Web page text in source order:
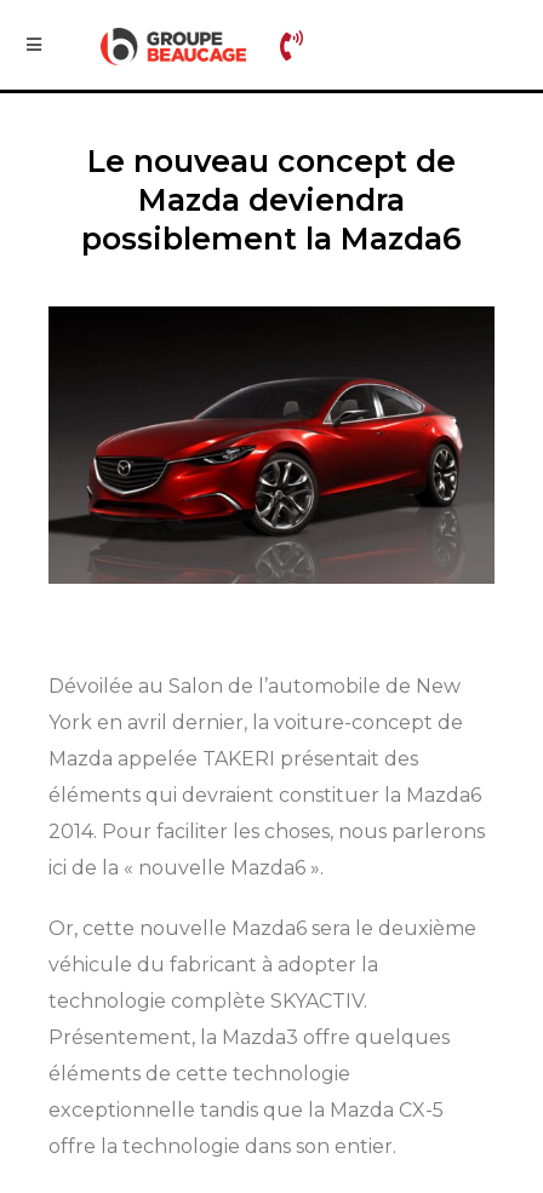
Le nouveau concept de
Mazda deviendra
possiblement la Mazda6
Dévoilée au Salon de l’automobile de New
York en avril dernier, la voiture-concept de
Mazda appelée TAKERI présentait des
éléments qui devraient constituer la Mazda6
2014. Pour faciliter les choses, nous parlerons
ici de la « nouvelle Mazda6 ».
Or, cette nouvelle Mazda6 sera le deuxième
véhicule du fabricant à adopter la
technologie complète SKYACTIV.
Présentement, la Mazda3 offre quelques
éléments de cette technologie
exceptionnelle tandis que la Mazda CX-5
offre la technologie dans son entier.